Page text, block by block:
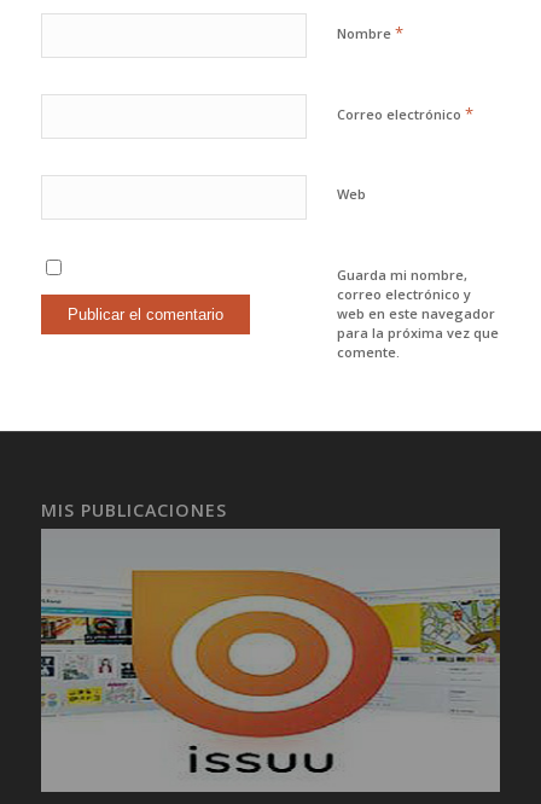
Nombre *
Correo electrónico *
Web
Guarda mi nombre,
correo electrónico y
web en este navegador
para la próxima vez que
comente.
MIS PUBLICACIONES